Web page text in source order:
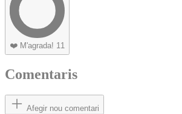
❤️ M'agrada! 11
Comentaris
Afegir nou comentari